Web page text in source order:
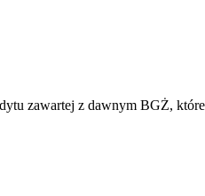
zawartej z dawnym BGŻ,